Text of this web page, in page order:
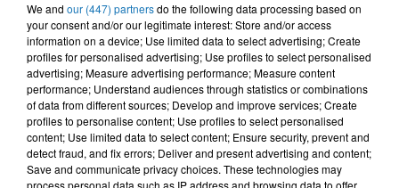
17h02
17h02
CHEB HAMIDOU, OMAR
KAMAL
16h50
16h50
FAUDEL
Tellement N'brick
16h45
16h45
LALGERINO, LYNDA
Bottega
We and our (447) partnersdo the following data processing based on
your consent and/or our legitimate interest: Store and/or access
information on a device; Use limited data to select advertising; Create
profiles for personalised advertising; Use profiles to select personalised
advertising; Measure advertising performance; Measure content
performance; Understand audiences through statistics or combinations
of data from different sources; Develop and improve services; Create
profiles to personalise content; Use profiles to select personalised
content; Use limited data to select content; Ensure security, prevent and
detect fraud, and fix errors; Deliver and present advertising and content;
Save and communicate privacy choices. These technologies may
process personal data such as IP address and browsing data to offer